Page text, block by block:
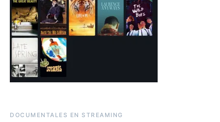
DOCUMENTALES EN STREAMING